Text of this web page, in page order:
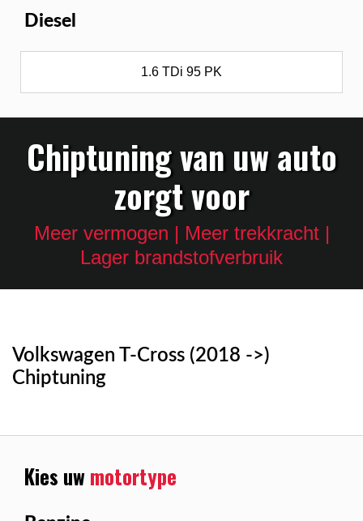
Diesel
1.6 TDi 95 PK
Chiptuning van uw auto
zorgt voor
Meer vermogen | Meer trekkracht |
Lager brandstofverbruik
Volkswagen T-Cross (2018 ->)
Chiptuning
Kies uwmotortype